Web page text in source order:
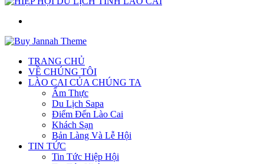
TRANG CHỦ
VỀ CHÚNG TÔI
LÀO CAI CỦA CHÚNG TA
Ẩm Thực
Du Lịch Sapa
Điểm Đến Lào Cai
Khách Sạn
Bản Làng Và Lễ Hội
TIN TỨC
Tin Tức Hiệp Hội